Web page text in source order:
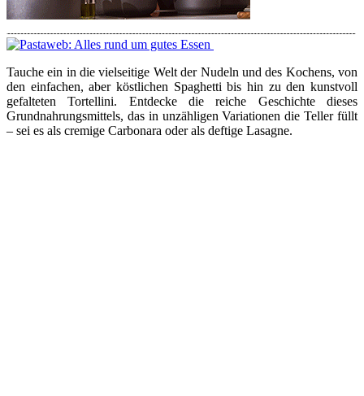
Tauche ein in die vielseitige Welt der Nudeln und des Kochens, von
den einfachen, aber köstlichen Spaghetti bis hin zu den kunstvoll
gefalteten Tortellini. Entdecke die reiche Geschichte dieses
Grundnahrungsmittels, das in unzähligen Variationen die Teller füllt
– sei es als cremige Carbonara oder als deftige Lasagne.